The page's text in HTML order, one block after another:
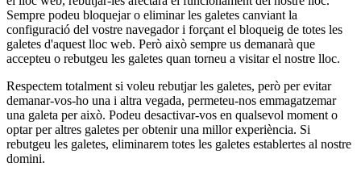
Sempre podeu bloquejar o eliminar les galetes canviant la
configuració del vostre navegador i forçant el bloqueig de totes les
galetes d'aquest lloc web. Però això sempre us demanarà que
accepteu o rebutgeu les galetes quan torneu a visitar el nostre lloc.
Respectem totalment si voleu rebutjar les galetes, però per evitar
demanar-vos-ho una i altra vegada, permeteu-nos emmagatzemar
una galeta per això. Podeu desactivar-vos en qualsevol moment o
optar per altres galetes per obtenir una millor experiència. Si
rebutgeu les galetes, eliminarem totes les galetes establertes al nostre
domini.